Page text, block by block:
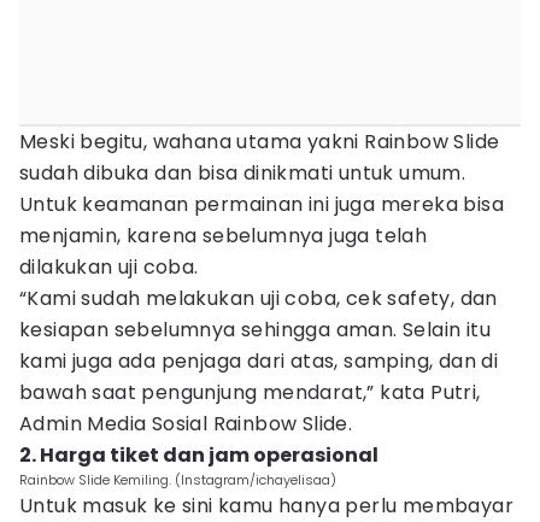
Meski begitu, wahana utama yakni Rainbow Slide
sudah dibuka dan bisa dinikmati untuk umum.
Untuk keamanan permainan ini juga mereka bisa
menjamin, karena sebelumnya juga telah
dilakukan uji coba.
“Kami sudah melakukan uji coba, cek safety, dan
kesiapan sebelumnya sehingga aman. Selain itu
kami juga ada penjaga dari atas, samping, dan di
bawah saat pengunjung mendarat,” kata Putri,
Admin Media Sosial Rainbow Slide.
2. Harga tiket dan jam operasional
Rainbow Slide Kemiling. (Instagram/ichayelisaa)
Untuk masuk ke sini kamu hanya perlu membayar